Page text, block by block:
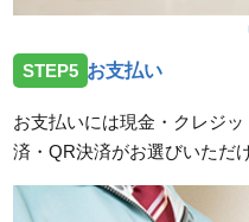
STEP5 お支払い
お支払いには現金・クレジ
済・QR決済がお選びいただ